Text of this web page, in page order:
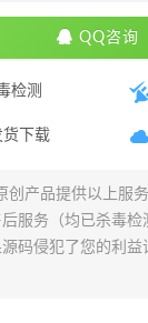
QQ咨询
检测
货下载
创产品提供以上服
服务（均已杀毒
码侵犯了您的利益